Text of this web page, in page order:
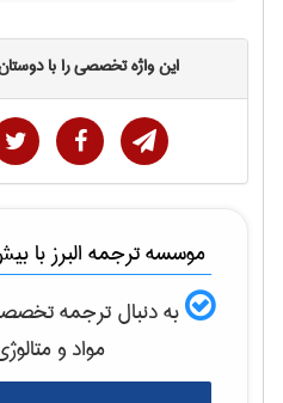
این واژه تخصصی را با
موسسه ترجمه البرز با
به دنبال ترجمه
مواد و